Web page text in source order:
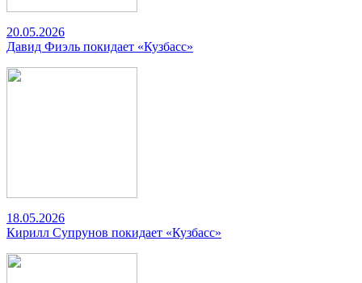
20.05.2026
Давид Фиэль покидает «Кузбасс»
18.05.2026
Кирилл Супрунов покидает «Кузбасс»